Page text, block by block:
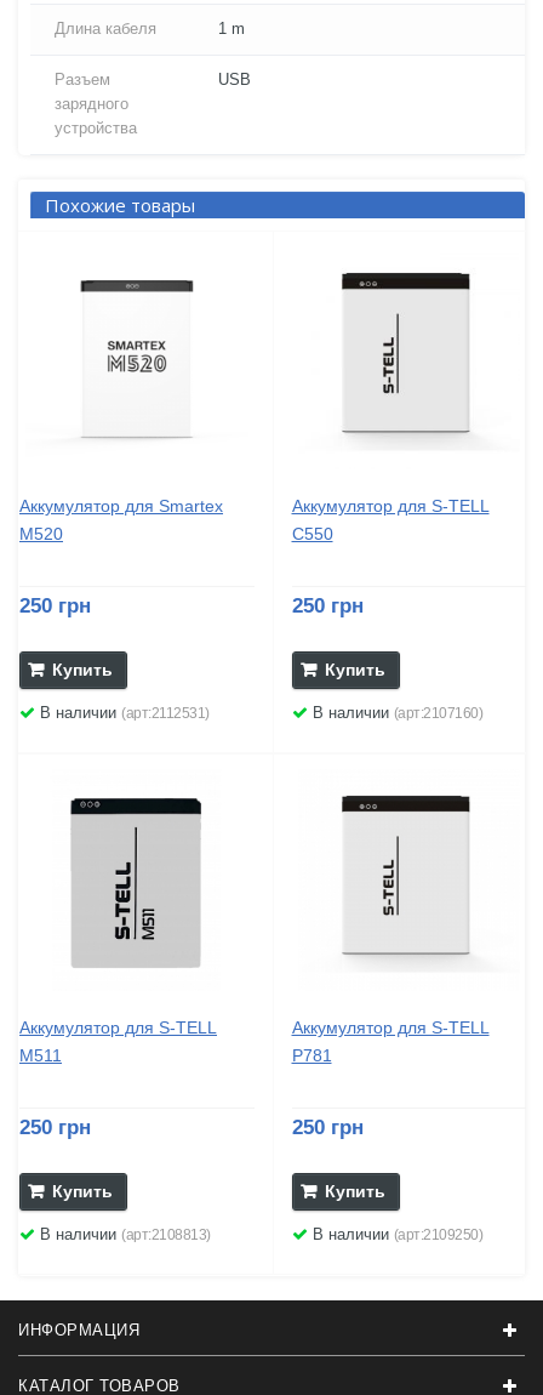
Длина кабеля 1 m
Разъем
зарядного
устройства
USB
Похожие товары
Аккумулятор для Smartex
M520
250 грн
Купить
В наличии (арт:2112531)
Аккумулятор для S-TELL
C550
250 грн
Купить
В наличии (арт:2107160)
Аккумулятор для S-TELL
M511
250 грн
Купить
В наличии (арт:2108813)
Аккумулятор для S-TELL
P781
250 грн
Купить
В наличии (арт:2109250)
ИНФОРМАЦИЯ
КАТАЛОГ ТОВАРОВ